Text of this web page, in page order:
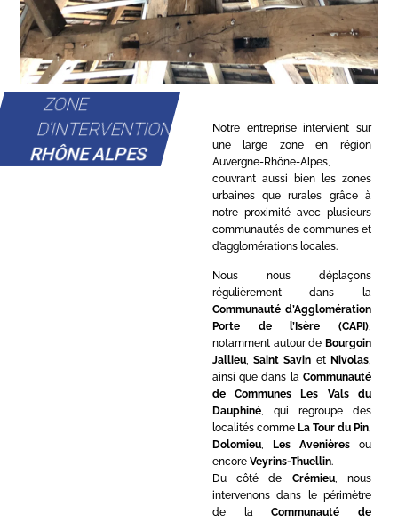
ZONE
D'INTERVENTION
RHÔNE ALPES
Notre entreprise intervient sur
une large zone en région
Auvergne-Rhône-Alpes,
couvrant aussi bien les zones
urbaines que rurales grâce à
notre proximité avec plusieurs
communautés de communes et
d’agglomérations locales.
Nous nous déplaçons
régulièrement dans la
Communauté d’Agglomération
Porte de l’Isère (CAPI),
notamment autour de Bourgoin
Jallieu,Saint Savin et Nivolas,
ainsi que dans la Communauté
de Communes Les Vals du
Dauphiné, qui regroupe des
localités comme La Tour du Pin,
Dolomieu, Les Avenièresou
encore Veyrins-Thuellin.
Du côté de Crémieu, nous
intervenons dans le périmètre
de laCommunauté de